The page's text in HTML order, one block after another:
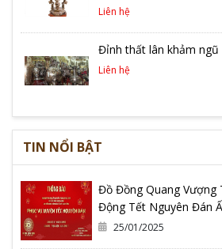
Liên hệ
Đỉnh thất lân khảm ngũ
Liên hệ
TIN NỔI BẬT
Đồ Đồng Quang Vượng
Động Tết Nguyên Đán
25/01/2025